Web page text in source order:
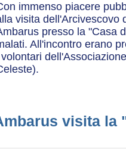
immenso piacere
visita dell'Arcivescovo
presso la "Casa
All'incontro erano
visita la